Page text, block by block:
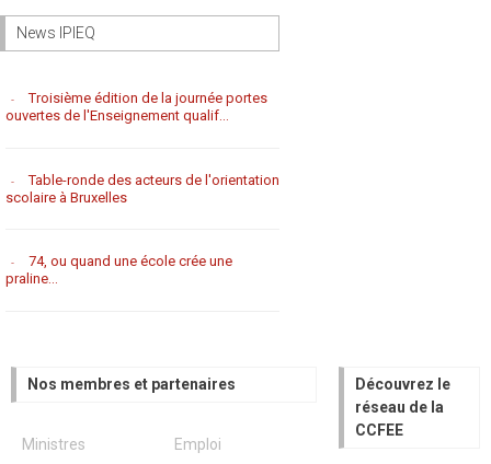
News IPIEQ
Troisième édition de la journée portes
ouvertes de l'Enseignement qualif...
Table-ronde des acteurs de l'orientation
scolaire à Bruxelles
74, ou quand une école crée une
praline...
Nos membres et partenaires
Ministres
Emploi
Découvrez le
réseau de la
CCFEE